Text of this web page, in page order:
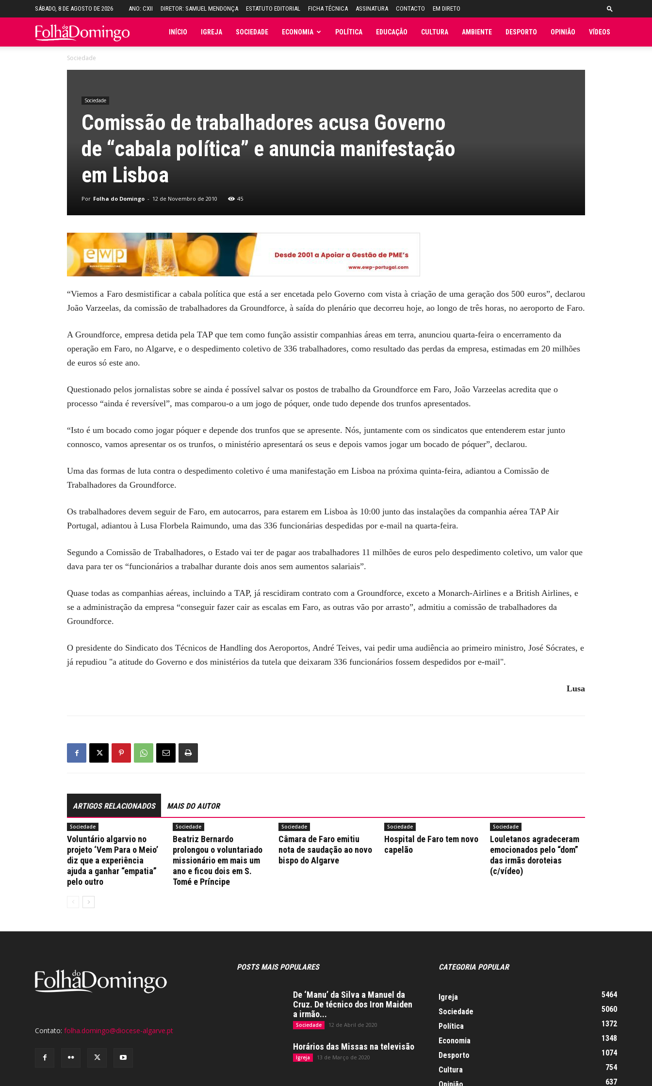
SÁBADO, 8 DE AGOSTO DE 2026 ANO: CXII DIRETOR: SAMUEL MENDONÇA ESTATUTO EDITORIAL FICHA TÉCNICA ASSINATURA CONTACTO EM DIRETO
Folha INÍCIO IGREJA SOCIEDADE ECONOMIA POLÍTICA EDUCAÇÃO CULTURA AMBIENTE DESPORTO OPINIÃO VÍDEOS
Sociedade
Sociedade
Comissão de trabalhadores acusa Governo
de “cabala política” e anuncia manifestação
em Lisboa
Por Folha do Domingo - 12 de Novembro de 2010 45
“Viemos a Faro desmistificar a cabala política que está a ser encetada pelo Governo com vista à criação de uma geração dos 500 euros”, declarou
João Varzeelas, da comissão de trabalhadores da Groundforce, à saída do plenário que decorreu hoje, ao longo de três horas, no aeroporto de Faro.
A Groundforce, empresa detida pela TAP que tem como função assistir companhias áreas em terra, anunciou quarta-feira o encerramento da
operação em Faro, no Algarve, e o despedimento coletivo de 336 trabalhadores, como resultado das perdas da empresa, estimadas em 20 milhões
de euros só este ano.
Questionado pelos jornalistas sobre se ainda é possível salvar os postos de trabalho da Groundforce em Faro, João Varzeelas acredita que o
processo “ainda é reversível”, mas comparou-o a um jogo de póquer, onde tudo depende dos trunfos apresentados.
“Isto é um bocado como jogar póquer e depende dos trunfos que se apresente. Nós, juntamente com os sindicatos que entenderem estar junto
connosco, vamos apresentar os os trunfos, o ministério apresentará os seus e depois vamos jogar um bocado de póquer”, declarou.
Uma das formas de luta contra o despedimento coletivo é uma manifestação em Lisboa na próxima quinta-feira, adiantou a Comissão de
Trabalhadores da Groundforce.
Os trabalhadores devem seguir de Faro, em autocarros, para estarem em Lisboa às 10:00 junto das instalações da companhia aérea TAP Air
Portugal, adiantou à Lusa Florbela Raimundo, uma das 336 funcionárias despedidas por e-mail na quarta-feira.
Segundo a Comissão de Trabalhadores, o Estado vai ter de pagar aos trabalhadores 11 milhões de euros pelo despedimento coletivo, um valor que
dava para ter os “funcionários a trabalhar durante dois anos sem aumentos salariais”.
Quase todas as companhias aéreas, incluindo a TAP, já rescidiram contrato com a Groundforce, exceto a Monarch-Airlines e a British Airlines, e
se a administração da empresa “conseguir fazer cair as escalas em Faro, as outras vão por arrasto”, admitiu a comissão de trabalhadores da
Groundforce.
O presidente do Sindicato dos Técnicos de Handling dos Aeroportos, André Teives, vai pedir uma audiência ao primeiro ministro, José Sócrates, e
já repudiou "a atitude do Governo e dos ministérios da tutela que deixaram 336 funcionários fossem despedidos por e-mail".
Lusa
ARTIGOS RELACIONADOS MAIS DO AUTOR
Sociedade
Voluntário algarvio no
projeto ‘Vem Para o Meio’
diz que a experiência
ajuda a ganhar “empatia”
pelo outro
Sociedade
Beatriz Bernardo
prolongou o voluntariado
missionário em mais um
ano e ficou dois em S.
Tomé e Príncipe
Sociedade
Câmara de Faro emitiu
nota de saudação ao novo
bispo do Algarve
Sociedade
Hospital de Faro tem novo
capelão
Sociedade
Louletanos agradeceram
emocionados pelo “dom”
das irmãs doroteias
(c/vídeo)
Contato: folha.domingo@diocese-algarve.pt
POSTS MAIS POPULARES
De ‘Manu’ da Silva a Manuel da
Cruz. De técnico dos Iron Maiden
a irmão...
Sociedade 12 de Abril de 2020
Horários das Missas na televisão
Igreja 13 de Março de 2020
CATEGORIA POPULAR
Igreja
5464
Sociedade
5060
Política
1372
Economia
1348
Desporto
1074
Cultura
754
637